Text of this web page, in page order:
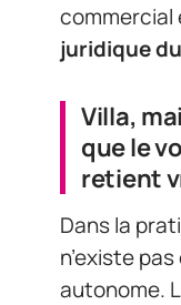
commercial
juridique
Villa,
que le
retient
Dans la
n’existe
autonome.